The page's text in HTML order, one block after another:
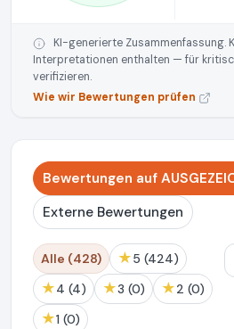
KI-generierte Zusammenfassung.
Interpretationen enthalten — für
verifizieren.
Wie wir Bewertungen prüfen
Bewertungen auf
Externe Bewertungen
Alle (428) ★ 5 (424)
★ 4 (4) ★ 3 (0) ★ 2 (0)
★ 1 (0)